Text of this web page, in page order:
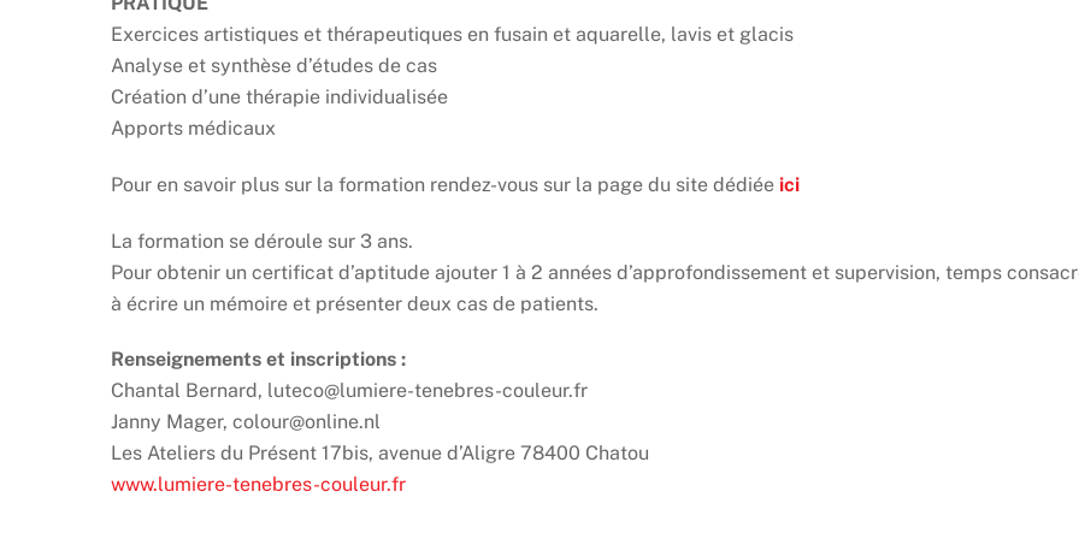
Exercices artistiques et thérapeutiques en fusain et aquarelle, lavis et glacis
Analyse et synthèse d’études de cas
Création d’une thérapie individualisée
Apports médicaux
Pour en savoir plus sur la formation rendez-vous sur la page du site dédiée ici
La formation se déroule sur 3 ans.
Pour obtenir un certificat d’aptitude ajouter 1 à 2 années d’approfondissement et supervision, temps
à écrire un mémoire et présenter deux cas de patients.
Renseignements et inscriptions :
Chantal Bernard, luteco@lumiere-tenebres-couleur.fr
Janny Mager, colour@online.nl
Les Ateliers du Présent 17bis, avenue d’Aligre 78400 Chatou
www.lumiere-tenebres-couleur.fr